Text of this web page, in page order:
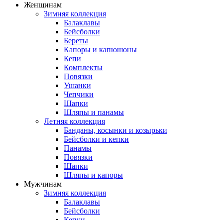
Женщинам
Зимняя коллекция
Балаклавы
Бейсболки
Береты
Капоры и капюшоны
Кепи
Комплекты
Повязки
Ушанки
Чепчики
Шапки
Шляпы и панамы
Летняя коллекция
Банданы, косынки и козырьки
Бейсболки и кепки
Панамы
Повязки
Шапки
Шляпы и капоры
Мужчинам
Зимняя коллекция
Балаклавы
Бейсболки